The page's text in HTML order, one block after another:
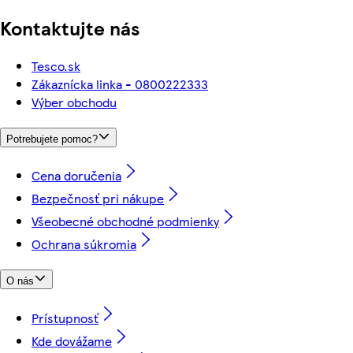
Kontaktujte nás
Tesco.sk
Zákaznícka linka - 0800222333
Výber obchodu
Potrebujete pomoc?
Cena doručenia
Bezpečnosť pri nákupe
Všeobecné obchodné podmienky
Ochrana súkromia
O nás
Prístupnosť
Kde dovážame